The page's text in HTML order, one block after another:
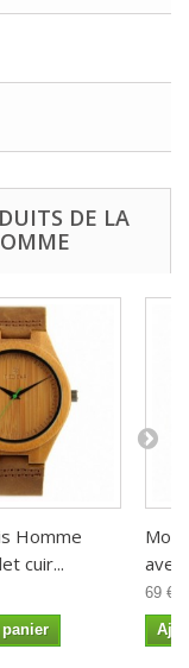
DE LA
Homme
cuir...
avec
69 €